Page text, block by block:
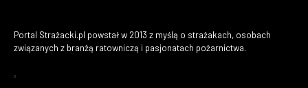
Portal Strażacki.pl powstał w 2013 z myślą o strażakach, osobach
związanych z branżą ratowniczą i pasjonatach pożarnictwa.